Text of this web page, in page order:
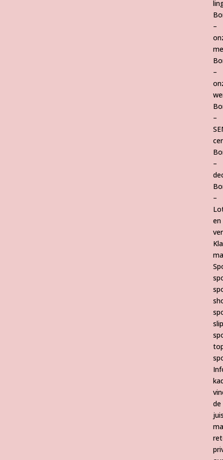
–
–
–
–
–
en
slip
de